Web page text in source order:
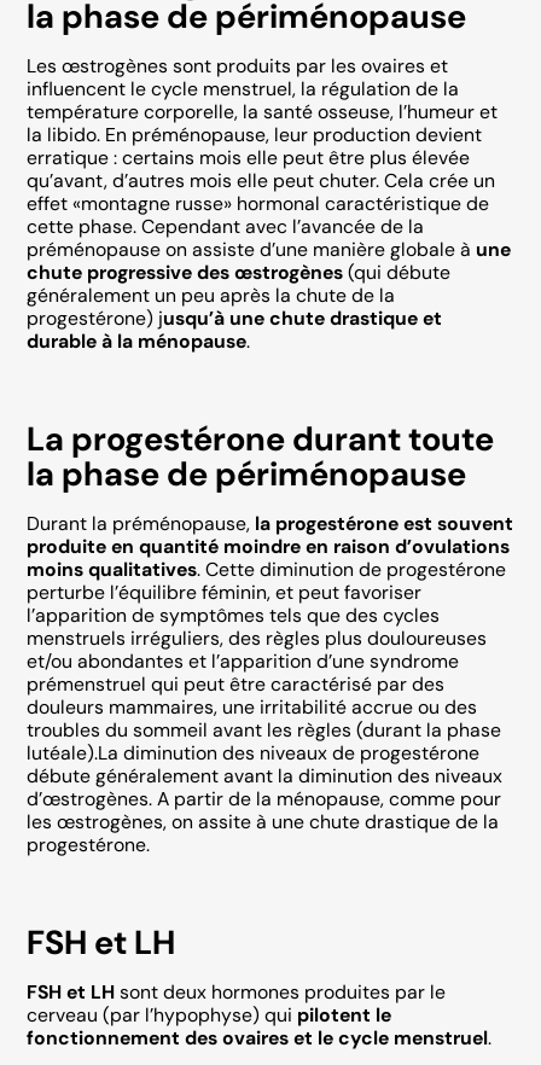
la phase de périménopause
Les œstrogènes sont produits par les ovaires et
influencent le cycle menstruel, la régulation de la
température corporelle, la santé osseuse, l’humeur et
la libido. En préménopause, leur production devient
erratique : certains mois elle peut être plus élevée
qu’avant, d’autres mois elle peut chuter. Cela crée un
effet «montagne russe» hormonal caractéristique de
cette phase. Cependant avec l’avancée de la
préménopause on assiste d’une manière globale à une
chute progressive des œstrogènes(qui débute
généralement un peu après la chute de la
progestérone) jusqu’à une chute drastique et
durable à la ménopause.
La progestérone durant toute
la phase de périménopause
Durant la préménopause, la progestérone est souvent
produite en quantité moindre en raison d’ovulations
moins qualitatives. Cette diminution de progestérone
perturbe l’équilibre féminin, et peut favoriser
l’apparition de symptômes tels que des cycles
menstruels irréguliers, des règles plus douloureuses
et/ou abondantes et l’apparition d’une syndrome
prémenstruel qui peut être caractérisé par des
douleurs mammaires, une irritabilité accrue ou des
troubles du sommeil avant les règles (durant la phase
lutéale).La diminution des niveaux de progestérone
débute généralement avant la diminution des niveaux
d’œstrogènes. A partir de la ménopause, comme pour
les œstrogènes, on assite à une chute drastique de la
progestérone.
FSH et LH
FSH et LHsont deux hormones produites par le
cerveau (par l’hypophyse) qui pilotent le
fonctionnement des ovaires et le cycle menstruel.